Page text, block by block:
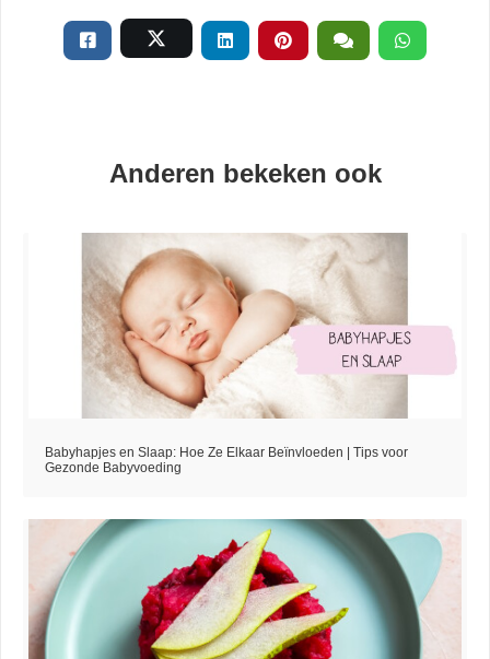
Anderen bekeken ook
Babyhapjes en Slaap: Hoe Ze Elkaar Beïnvloeden | Tips voor
Gezonde Babyvoeding